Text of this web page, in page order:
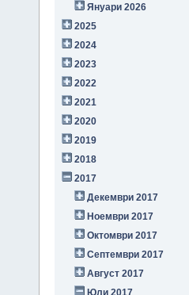
Януари 2026
2025
2024
2023
2022
2021
2020
2019
2018
2017
Декември 2017
Ноември 2017
Октомври 2017
Септември 2017
Август 2017
Юли 2017